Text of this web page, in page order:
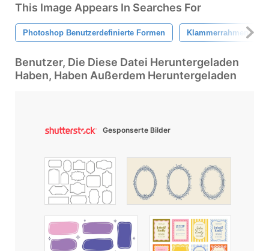
This Image Appears In Searches For
Photoshop Benutzerdefinierte Formen Klammerrahmen
Benutzer, Die Diese Datei Heruntergeladen
Haben, Haben Außerdem Heruntergeladen
Gesponserte Bilder